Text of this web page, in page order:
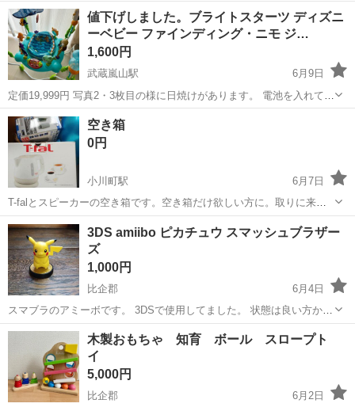
イズ】縦：30cm、横：10cm、 （大体です） 【傷などの状態】子供
が遊んでいたので古傷は ありますが比較的綺麗です 【アピールポイン
ト】状態はいいので...
埼玉 比企郡 森林公園駅 その他
値下げしました。ブライトスターツ ディズニ
ーベビー ファインディング・ニモ ジ…
1,600円
武蔵嵐山駅
6月9日
定価19,999円 写真2・3枚目の様に日焼けがあります。 電池を入れて動
く物(2個)以外は丸洗い出来ます。 こちらでお譲り頂きご機嫌でジャン
プしまくっていましたが、伝い歩きが始まり自分で好きな所に行けな
いのが嫌なのか遊...
埼玉 比企郡 武蔵嵐山駅
空き箱
0円
小川町駅
6月7日
T-falとスピーカーの空き箱です。空き箱だけ欲しい方に。取りに来て
くれる方。
埼玉 比企郡 ミニカー
3DS amiibo ピカチュウ スマッシュブラザー
ズ
1,000円
比企郡
6月4日
スマブラのアミーボです。 3DSで使用してました。 状態は良い方かと
思いますが中古品にご理解のある方とのお取引を希望します。 データ
はクリアしてお渡しします。 宜しくお願いします。
埼玉 比企郡 ポータブルゲーム 3DS
木製おもちゃ 知育 ボール スロープト
イ
5,000円
比企郡
6月2日